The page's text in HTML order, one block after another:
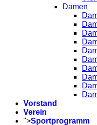
Damen
Vorstand
Verein
">Sportprogramm